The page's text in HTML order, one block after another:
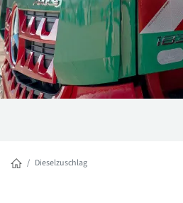
Dieselzuschlag